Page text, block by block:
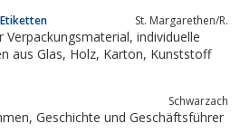
St. Margarethen/R.
individuelle
Kunststoff
Schwarzach
Einzelheiten zum Unternehmen, Geschichte und Geschäftsführer